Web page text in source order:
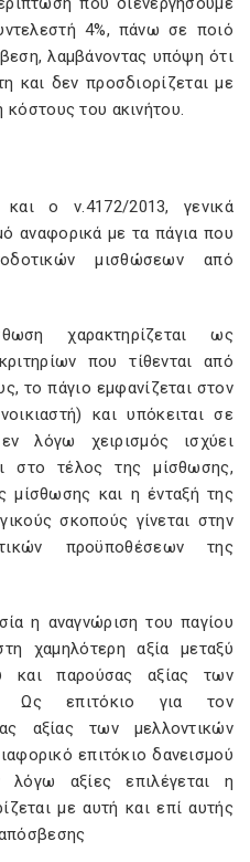
4%, πάνω σε ποιό
λαμβάνοντας υπόψη ότι
και δεν προσδιορίζεται με
κόστους του ακινήτου.
ο ν.4172/2013, γενικά
αναφορικά με τα πάγια που
μισθώσεων από
χαρακτηρίζεται ως
που τίθενται από
το πάγιο εμφανίζεται στον
και υπόκειται σε
λόγω χειρισμός ισχύει
στο τέλος της μίσθωσης,
μίσθωσης και η ένταξή της
σκοπούς γίνεται στην
προϋποθέσεων της
η αναγνώριση του παγίου
χαμηλότερη αξία μεταξύ
και παρούσας αξίας των
Ως επιτόκιο για τον
αξίας των μελλοντικών
επιτόκιο δανεισμού
αξίες επιλέγεται η
με αυτή και επί αυτής